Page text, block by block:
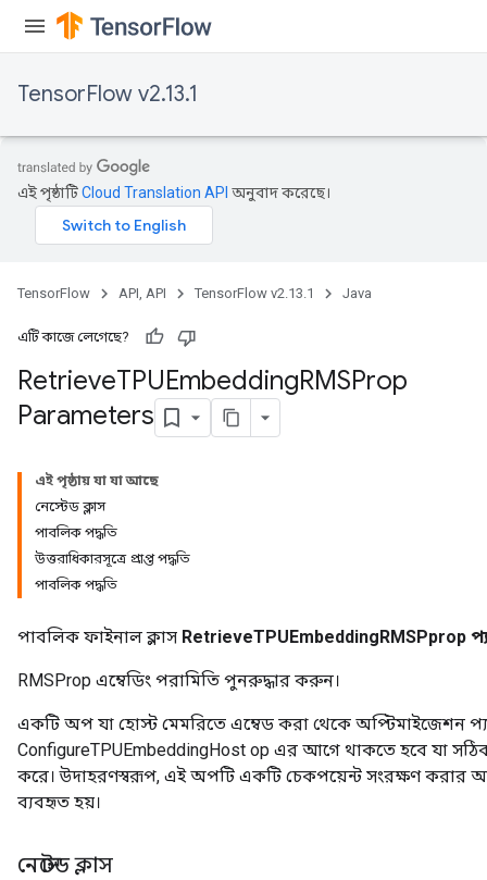
TensorFlow v2.13.1
এই পৃষ্ঠাটিCloud Translation API অনুবাদ করেছে।
TensorFlow API, API TensorFlow v2.13.1 Java
এটি কাজে লেগেছে?
RetrieveTPUEmbeddingRMSProp
Parameters
এই পৃষ্ঠায় যা যা আছে
নেস্টেড ক্লাস
পাবলিক পদ্ধতি
উত্তরাধিকারসূত্রে প্রাপ্ত পদ্ধতি
পাবলিক পদ্ধতি
পাবলিক ফাইনাল ক্লাস RetrieveTPUEmbeddingRMSPprop
RMSProp এম্বেডিং পরামিতি পুনরুদ্ধার করুন।
একটি অপ যা হোস্ট মেমরিতে এম্বেড করা থেকে অপ্টিমাইজেশন
ConfigureTPUEmbeddingHost op এর আগে থাকতে হবে যা
করে। উদাহরণস্বরূপ, এই অপটি একটি চেকপয়েন্ট সংরক্ষণ
ব্যবহৃত হয়।
নেস্টেড ক্লাস